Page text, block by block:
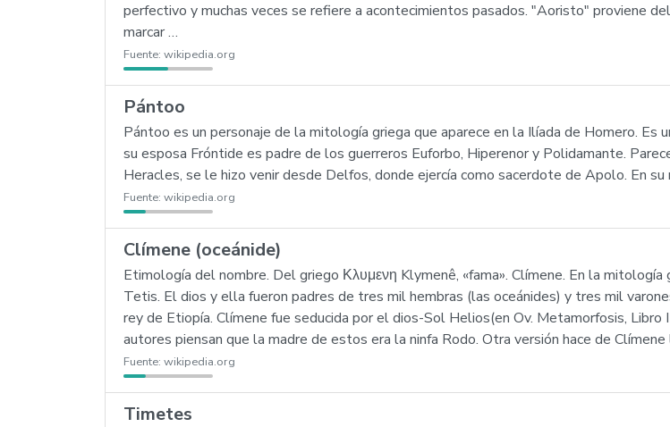
perfectivo y muchas veces se refiere a acontecimientos pasados. "Aoristo" proviene
marcar …
Fuente: wikipedia.org
Pántoo
Pántoo es un personaje de la mitología griega que aparece en la Ilíada de Homero. Es
su esposa Fróntide es padre de los guerreros Euforbo, Hiperenor y Polidamante.
Heracles, se le hizo venir desde Delfos, donde ejercía como sacerdote de Apolo. En
Fuente: wikipedia.org
Clímene (oceánide)
Etimología del nombre. Del griego Κλυμενη Klymenê, «fama». Clímene. En la
Tetis. El dios y ella fueron padres de tres mil hembras (las oceánides) y tres mil
rey de Etiopía. Clímene fue seducida por el dios-Sol Helios(en Ov. Metamorfosis,
autores piensan que la madre de estos era la ninfa Rodo. Otra versión hace de
Fuente: wikipedia.org
Timetes